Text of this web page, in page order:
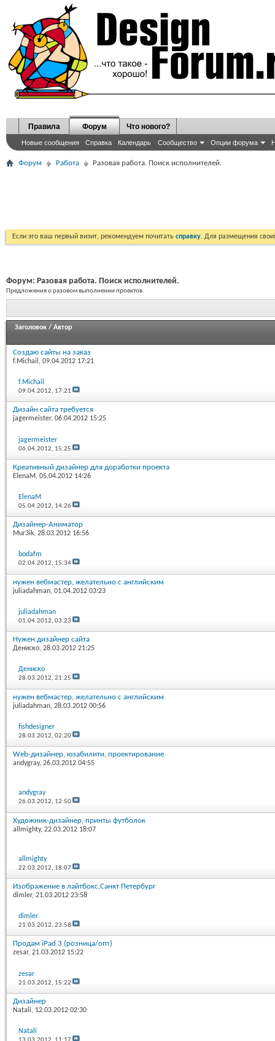
Правила Форум
Новые сообщения Справка Календарь Сообщество Опции форума
Что нового?
Форум Работа Разовая работа. Поиск исполнителей.
Если это ваш первый визит, рекомендуем почитать справку. Для размещения
Форум: Разовая работа. Поиск исполнителей.
Предложения о разовом выполнении проектов.
Заголовок / Автор
Создаю сайты на заказ
f.Michail , 09.04.2012 17:21
f.Michail
09.04.2012, 17:21
Дизайн сайта требуется
jagermeister, 06.04.2012 15:25
jagermeister
06.04.2012, 15:25
Креативный дизайнер для доработки проекта
ElenaM, 05.04.2012 14:26
ElenaM
05.04.2012, 14:26
Дизайнер-Аниматор
Mur3ik, 28.03.2012 16:56
bodafm
02.04.2012, 15:34
нужен вебмастер, желательно с английским
juliadahman, 01.04.2012 03:23
juliadahman
01.04.2012,03:23
Нужен дизайнер сайта
Дениско, 28.03.2012 21:25
Дениско
28.03.2012,21:25
нужен вебмастер, желательно с английским
juliadahman, 28.03.2012 00:56
fishdesigner
28.03.2012,02:20
Web-дизайнер, юзабилити, проектирование
andygray, 26.03.2012 04:55
andygray
26.03.2012, 12:50
Художник-дизайнер, принты футболок
allmighty, 22.03.2012 18:07
allmighty
22.03.2012, 18:07
Изображение в лайтбокс,Санкт Петербург
dimler, 21.03.2012 23:58
dimler
21.03.2012,23:58
Продам iPad 3 (розница/опт)
zesar, 21.03.2012 15:22
zesar
21.03.2012, 15:22
Дизайнер
Natali, 12.03.2012 02:30
Natali